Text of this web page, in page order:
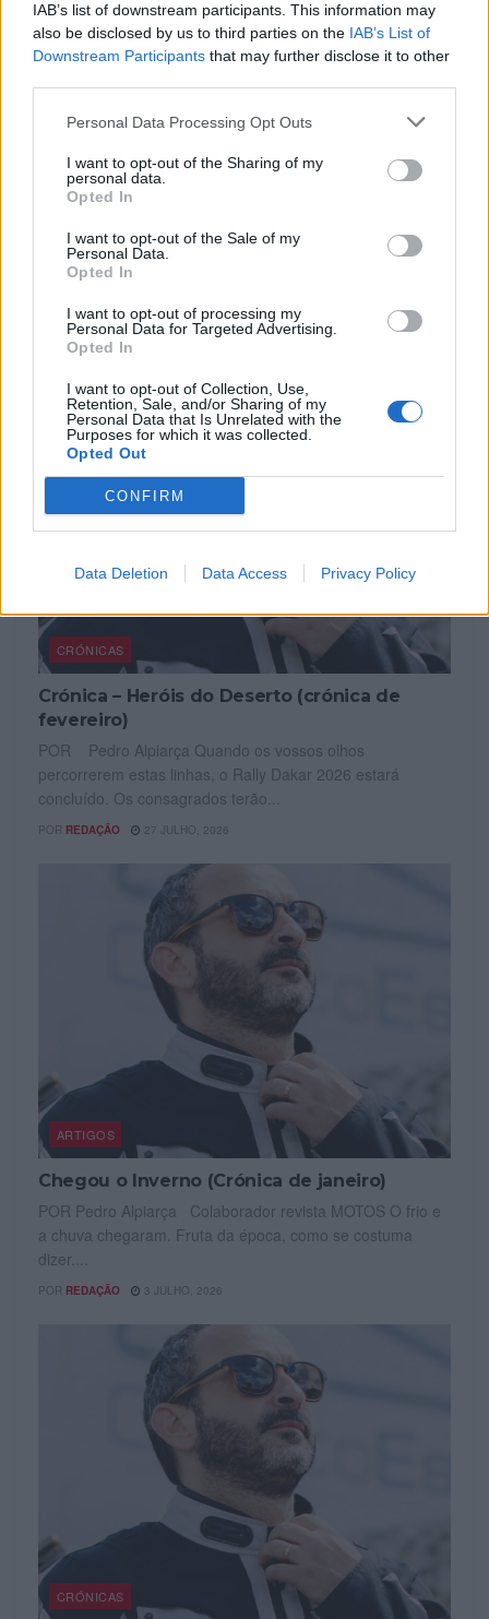
IAB’s list of downstream participants. This information may
also be disclosed by us to third parties on the IAB’s List of
Downstream Participants that may further disclose it to other
Personal Data Processing Opt Outs
I want to opt-out of the Sharing of my
personal data.
Opted In
I want to opt-out of the Sale of my
Personal Data.
Opted In
I want to opt-out of processing my
Personal Data for Targeted Advertising.
Opted In
I want to opt-out of Collection, Use,
Retention, Sale, and/or Sharing of my
Personal Data that Is Unrelated with the
Purposes for which it was collected.
Opted Out
CONFIRM
Data Deletion Data Access Privacy Policy
mundo fora a descobrir novas inspirações culinárias,
pessoas, cores e sabores.
Veja também:Luís Esparteiro: ator, realizador,
(Super) pai e motociclista
PÁGINA 1 DE 2
Tags: destaque
Mototurismo
solidariedade
RELACIONADOS
CRÓNICAS
Crónica – Heróis do Deserto (crónica de
fevereiro)
POR Pedro Alpiarça Quando os vossos olhos
percorrerem estas linhas, o Rally Dakar 2026 estará
concluído. Os consagrados terão...
POR REDAÇÃO 27 JULHO, 2026
ARTIGOS
Chegou o Inverno (Crónica de janeiro)
POR Pedro Alpiarça Colaborador revista MOTOS O frio e
a chuva chegaram. Fruta da época, como se costuma
dizer....
POR REDAÇÃO 3 JULHO, 2026
CRÓNICAS